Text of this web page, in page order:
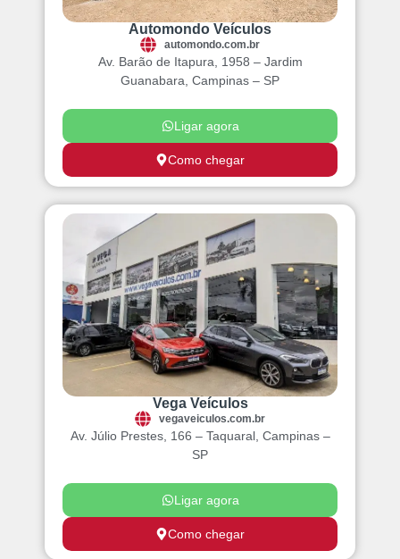
Automondo Veículos
automondo.com.br
Av. Barão de Itapura, 1958 – Jardim
Guanabara, Campinas – SP
Como chegar
Ligar agora
Vega Veículos
vegaveiculos.com.br
Av. Júlio Prestes, 166 – Taquaral, Campinas –
SP
Como chegar
Ligar agora